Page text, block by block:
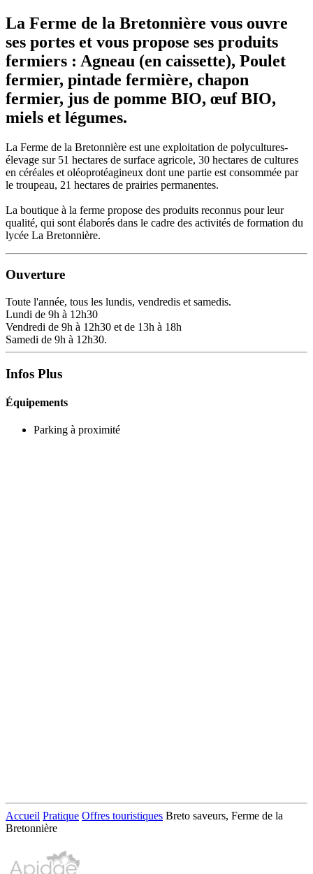
La Ferme de la Bretonnière vous ouvre
ses portes et vous propose ses produits
fermiers : Agneau (en caissette), Poulet
fermier, pintade fermière, chapon
fermier, jus de pomme BIO, œuf BIO,
miels et légumes.
La Ferme de la Bretonnière est une exploitation de polycultures-
élevage sur 51 hectares de surface agricole, 30 hectares de cultures
en céréales et oléoprotéagineux dont une partie est consommée par
le troupeau, 21 hectares de prairies permanentes.
La boutique à la ferme propose des produits reconnus pour leur
qualité, qui sont élaborés dans le cadre des activités de formation du
lycée La Bretonnière.
Ouverture
Toute l'année, tous les lundis, vendredis et samedis.
Lundi de 9h à 12h30
Vendredi de 9h à 12h30 et de 13h à 18h
Samedi de 9h à 12h30.
Infos Plus
Équipements
Parking à proximité
Accueil Pratique Offres touristiques Breto saveurs, Ferme de la
Bretonnière